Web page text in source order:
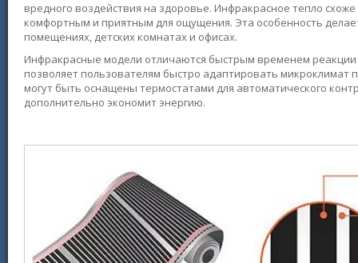
вредного воздействия на здоровье. Инфракрасное тепло
комфортным и приятным для ощущения. Эта особенность
помещениях, детских комнатах и офисах.
Инфракрасные модели отличаются быстрым временем
позволяет пользователям быстро адаптировать
могут быть оснащены термостатами для автоматического
дополнительно экономит энергию.